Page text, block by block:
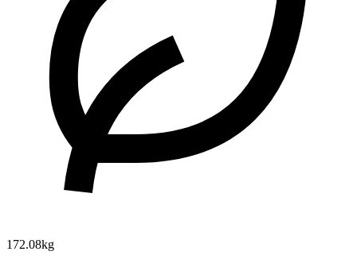
172.08kg